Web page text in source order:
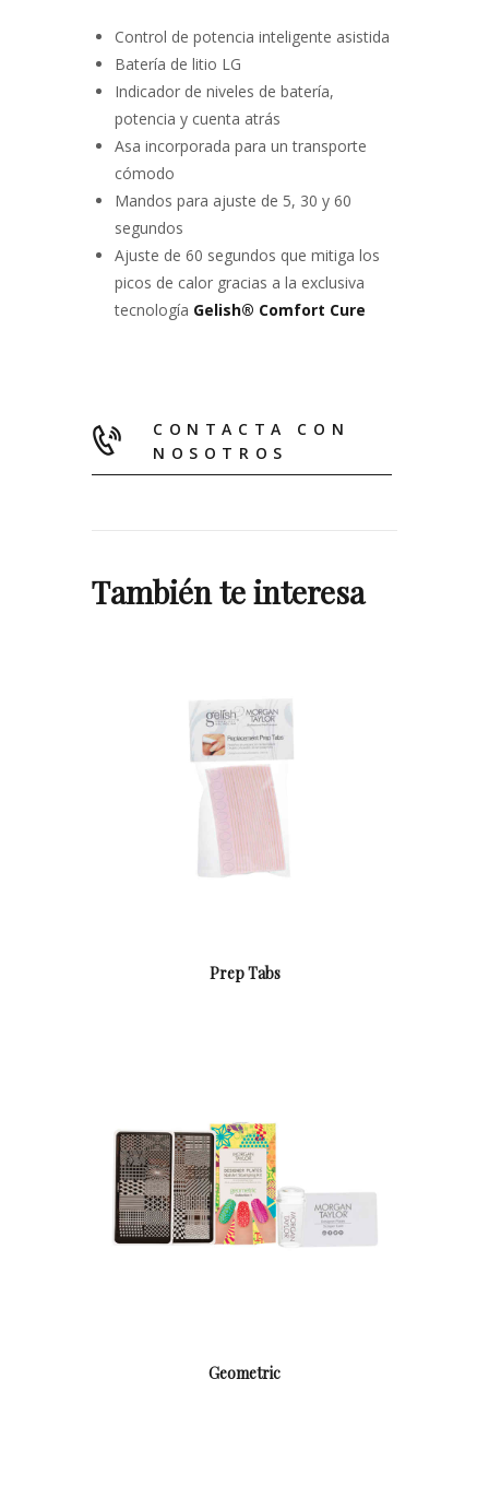
Control de potencia inteligente asistida
Batería de litio LG
Indicador de niveles de batería,
potencia y cuenta atrás
Asa incorporada para un transporte
cómodo
Mandos para ajuste de 5, 30 y 60
segundos
Ajuste de 60 segundos que mitiga los
picos de calor gracias a la exclusiva
tecnología Gelish® Comfort Cure
CONTACTA CON
NOSOTROS
También te interesa
Prep Tabs
Geometric